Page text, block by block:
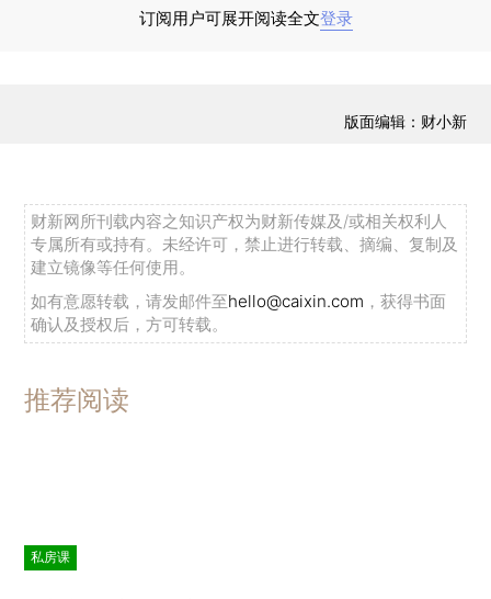
按照市场化原则和商业惯例开展国际合作。
性因素增多。面对较大的经济下行压力，中国创新
业、万众创新，积极培育新动能，改造提升传统动
能，使中国经济在加快转型升级中平稳增长，增速
在世界主要经济体中位居前列。我们有能力实现全
年经济社会发展主要目标任务，让经济保持中高速
增长、迈向中高端水平。
李克强表示，中国正在全面推进依法治国，包
阶段，中国都将坚定不移扩大开放，对外开放的大
订阅用户可展开阅读全文登录
版面编辑：财小新
财新网所刊载内容之知识产权为财新传媒及/或相关权利人
专属所有或持有。未经许可，禁止进行转载、摘编、复制及
建立镜像等任何使用。
如有意愿转载，请发邮件至hello@caixin.com ，获得书面
确认及授权后，方可转载。
推荐阅读
私房课